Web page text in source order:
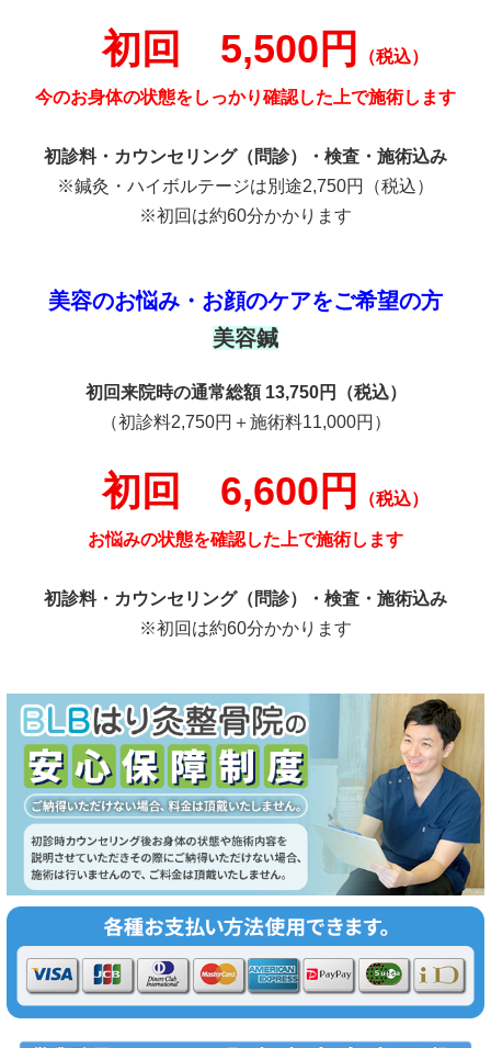
初回 5,500円 （税込）
今のお身体の状態をしっかり確認した上で施術します
初診料・カウンセリング（問診）・検査・施術込み
※鍼灸・ハイボルテージは別途2,750円（税込）
※初回は約60分かかります
美容のお悩み・お顔のケアをご希望の方
美容鍼
初回来院時の通常総額 13,750円（税込）
（初診料2,750円＋施術料11,000円）
初回 6,600円 （税込）
お悩みの状態を確認した上で施術します
初診料・カウンセリング（問診）・検査・施術込み
※初回は約60分かかります